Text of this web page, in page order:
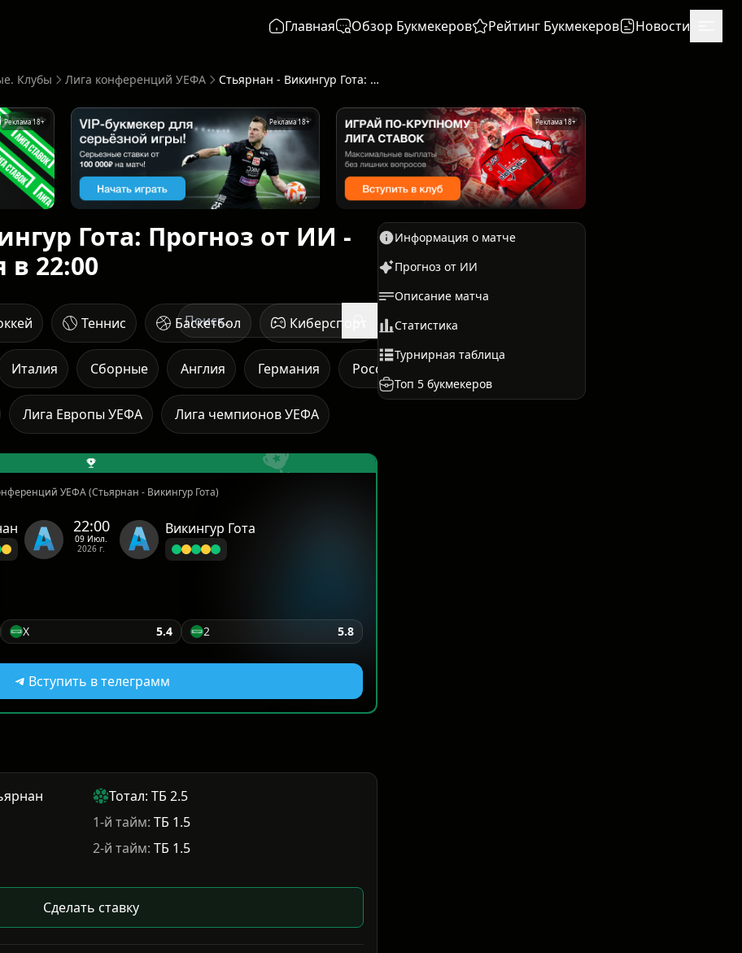
Главная Обзор Букмекеров Рейтинг Букмекеров Новости
Клубы Лига конференций УЕФА Стьярнан - Викингур Гота: Прогноз от ИИ - начало 09 июля в 22:00
Реклама 18+ Реклама 18+ Реклама 18+
Гота: Прогноз от ИИ -
22:00
Теннис Баскетбол Киберспорт Единоборства
Италия Сборные Англия Германия Россия
Лига Европы УЕФА Лига чемпионов УЕФА
УЕФА (Стьярнан - Викингур Гота)
22:00
09 Июл.
2026 г.
Викингур Гота
X 5.4 2 5.8
Вступить в телеграмм
Тотал: ТБ 2.5
1-й тайм: ТБ 1.5
2-й тайм: ТБ 1.5
Сделать ставку
Информация о матче
Прогноз от ИИ
Описание матча
Статистика
Турнирная таблица
Топ 5 букмекеров